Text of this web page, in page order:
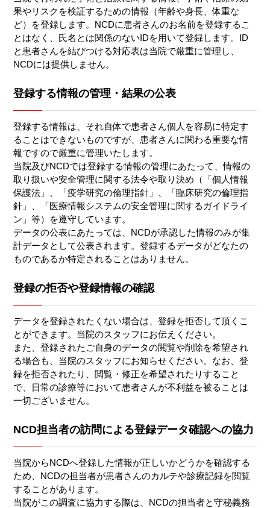
果やリスクを検証するための情報（年齢や身長、体重な
ど）を登録します。NCDに患者さんのお名前を登録するこ
とはなく、氏名とは関係のないIDを用いて登録します。ID
と患者さんを結びつける対応表は当院で厳重に管理し、
NCDには提供しません。
登録する情報の管理・結果の公表
登録する情報は、それ自体で患者さん個⼈を容易に特定す
ることはできないものですが、患者さんに関わる重要な情
報ですので厳重に管理いたします。
当院及びNCDでは登録する情報の管理にあたって、情報の
取り扱いや安全管理に関する法令や取り決め（「個人情報
保護法」、「疫学研究の倫理指針」、「臨床研究の倫理指
針」、「医療情報システムの安全管理に関するガイドライ
ン」等）を遵守しています。
データの公表にあたっては、NCDが承認した情報のみが集
計データとして公表されます。登録するデータがどなたの
ものであるか特定されることはありません。
登録の拒否や登録情報の確認
データを登録されたくない場合は、登録を拒否して頂くこ
とができます。当院のスタッフにお伝えください。
また、登録されたご自身のデータの閲覧や削除を希望され
る場合も、当院のスタッフにお知らせください。なお、登
録を拒否されたり、閲覧・修正を希望されたりすること
で、日常の診療等において患者さんが不利益を被ることは
一切ございません。
NCD担当者の訪問による登録データ確認への協力
当院からNCDへ登録した情報が正しいかどうかを確認する
ため、NCDの担当者が患者さんのカルテや診療記録を閲覧
することがあります。
当院がこの調査に協力する際は、NCDの担当者と守秘義務